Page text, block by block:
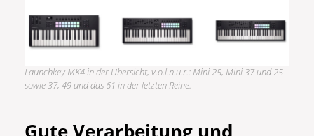
Launchkey MK4 in der Übersicht, v.o.l.n.u.r.: Mini 25, Mini 37 und 25
sowie 37, 49 und das 61 in der letzten Reihe.